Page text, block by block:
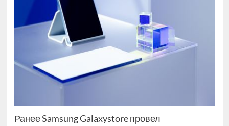
Ранее Samsung Galaxystore провел